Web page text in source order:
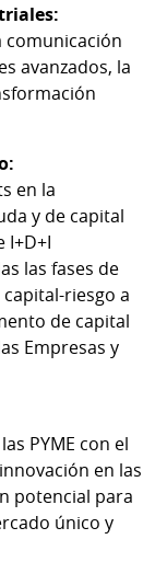
comunicación
avanzados, la
en la
y de capital
I+D+I
las fases de
riesgo a
de capital
Empresas y
PYME con el
en las
potencial para
único y